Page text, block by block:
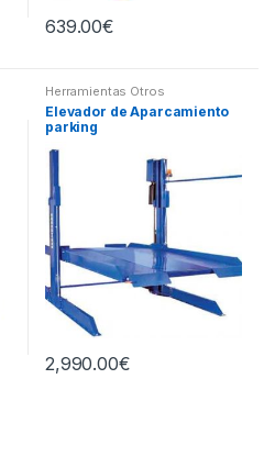
639.00€
Herramientas Otros
Elevador de Aparcamiento
parking
2,990.00€